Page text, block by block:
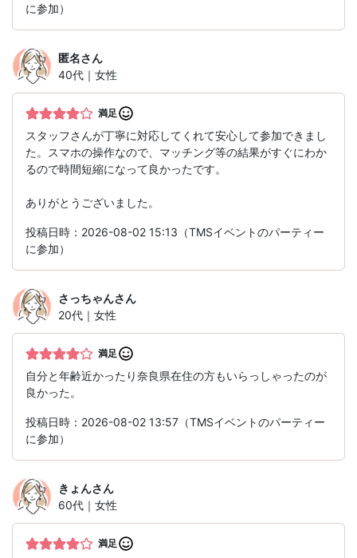
に参加）
匿名さん
40代｜女性
満足
スタッフさんが丁寧に対応してくれて安心して参加できまし
た。スマホの操作なので、マッチング等の結果がすぐにわか
るので時間短縮になって良かったです。
ありがとうございました。
投稿日時：2026-08-02 15:13（TMSイベントのパーティー
に参加）
さっちゃんさん
20代｜女性
満足
自分と年齢近かったり奈良県在住の方もいらっしゃったのが
良かった。
投稿日時：2026-08-02 13:57（TMSイベントのパーティー
に参加）
きょんさん
60代｜女性
満足